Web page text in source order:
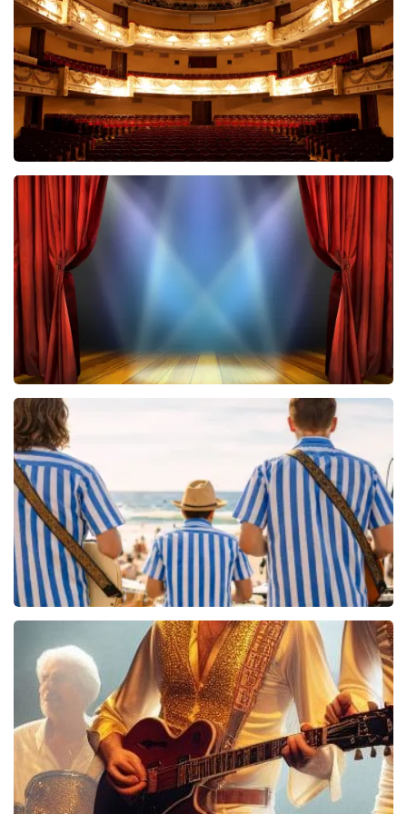
BEKIJKEN
Malle Babbe
704+ reviews
BEKIJKEN
40 45 De Musical
BEKIJKEN
Beach Boys Best
206+ reviews
BEKIJKEN